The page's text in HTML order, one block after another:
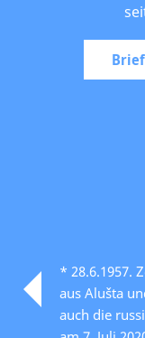
* 28.6.1957.
aus Alušta
auch die